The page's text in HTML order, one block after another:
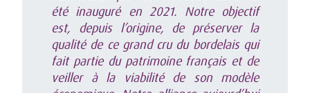
été inauguré en 2021. Notre objectif
est, depuis l’origine, de préserver la
qualité de ce grand cru du bordelais qui
fait partie du patrimoine français et de
veiller à laviabilité de son modèle